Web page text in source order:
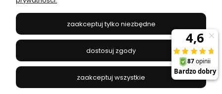
JANEX
669-050-03-43
504 545 749//E-mail:sklep@janexmarket.pl
zaakceptuj tylko niezbędne
dostosuj zgody
zaakceptuj wszystkie